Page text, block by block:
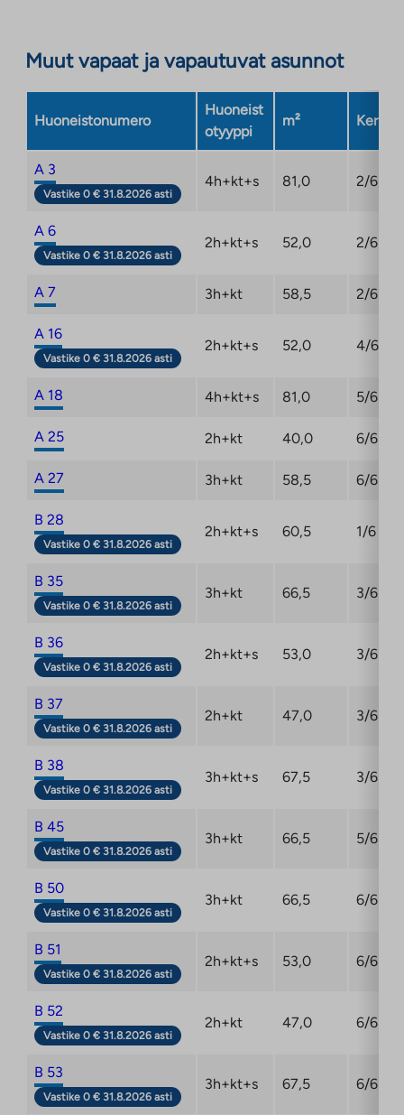
Muut vapaat ja vapautuvat asunnot
Huoneistonumero
Huoneist
otyyppi
m² Kerros
A 3
Vastike 0 € 31.8.2026 asti
4h+kt+s 81,0 2/6
A 6
Vastike 0 € 31.8.2026 asti
2h+kt+s 52,0 2/6
A 7 3h+kt 58,5 2/6
A 16
Vastike 0 € 31.8.2026 asti
2h+kt+s 52,0 4/6
A 18 4h+kt+s 81,0 5/6
A 25 2h+kt 40,0 6/6
A 27 3h+kt 58,5 6/6
B 28
Vastike 0 € 31.8.2026 asti
2h+kt+s 60,5 1/6
B 35
Vastike 0 € 31.8.2026 asti
3h+kt 66,5 3/6
B 36
Vastike 0 € 31.8.2026 asti
2h+kt+s 53,0 3/6
B 37
Vastike 0 € 31.8.2026 asti
2h+kt 47,0 3/6
B 38
Vastike 0 € 31.8.2026 asti
3h+kt+s 67,5 3/6
B 45
Vastike 0 € 31.8.2026 asti
3h+kt 66,5 5/6
B 50
Vastike 0 € 31.8.2026 asti
3h+kt 66,5 6/6
B 51
Vastike 0 € 31.8.2026 asti
2h+kt+s 53,0 6/6
B 52
Vastike 0 € 31.8.2026 asti
2h+kt 47,0 6/6
B 53
Vastike 0 € 31.8.2026 asti
3h+kt+s 67,5 6/6